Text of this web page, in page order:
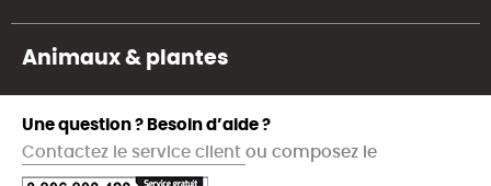
Animaux & plantes
Une question ? Besoin d’aide ?
Contactez le service client ou composez le